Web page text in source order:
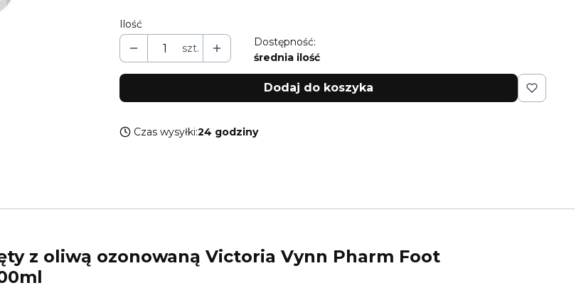
Ilość
szt.
Dostępność:
średnia ilość
Dodaj do koszyka
Czas wysyłki:24 godziny
z oliwą ozonowaną Victoria Vynn Pharm Foot